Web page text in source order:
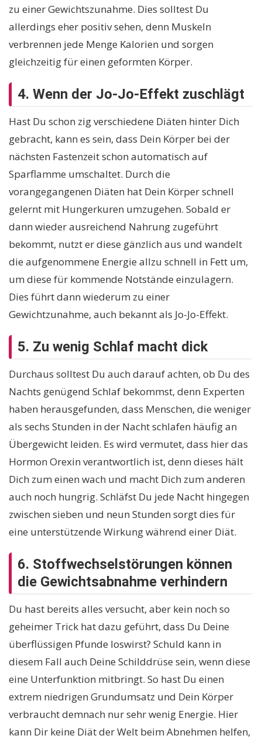
zu einer Gewichtszunahme. Dies solltest Du
allerdings eher positiv sehen, denn Muskeln
verbrennen jede Menge Kalorien und sorgen
gleichzeitig für einen geformten Körper.
4. Wenn der Jo-Jo-Effekt zuschlägt
Hast Du schon zig verschiedene Diäten hinter Dich
gebracht, kann es sein, dass Dein Körper bei der
nächsten Fastenzeit schon automatisch auf
Sparflamme umschaltet. Durch die
vorangegangenen Diäten hat Dein Körper schnell
gelernt mit Hungerkuren umzugehen. Sobald er
dann wieder ausreichend Nahrung zugeführt
bekommt, nutzt er diese gänzlich aus und wandelt
die aufgenommene Energie allzu schnell in Fett um,
um diese für kommende Notstände einzulagern.
Dies führt dann wiederum zu einer
Gewichtzunahme, auch bekannt als Jo-Jo-Effekt.
5. Zu wenig Schlaf macht dick
Durchaus solltest Du auch darauf achten, ob Du des
Nachts genügend Schlaf bekommst, denn Experten
haben herausgefunden, dass Menschen, die weniger
als sechs Stunden in der Nacht schlafen häufig an
Übergewicht leiden. Es wird vermutet, dass hier das
Hormon Orexin verantwortlich ist, denn dieses hält
Dich zum einen wach und macht Dich zum anderen
auch noch hungrig. Schläfst Du jede Nacht hingegen
zwischen sieben und neun Stunden sorgt dies für
eine unterstützende Wirkung während einer Diät.
6. Stoffwechselstörungen können
die Gewichtsabnahme verhindern
Du hast bereits alles versucht, aber kein noch so
geheimer Trick hat dazu geführt, dass Du Deine
überflüssigen Pfunde loswirst? Schuld kann in
diesem Fall auch Deine Schilddrüse sein, wenn diese
eine Unterfunktion mitbringt. So hast Du einen
extrem niedrigen Grundumsatz und Dein Körper
verbraucht demnach nur sehr wenig Energie. Hier
kann Dir keine Diät der Welt beim Abnehmen helfen,